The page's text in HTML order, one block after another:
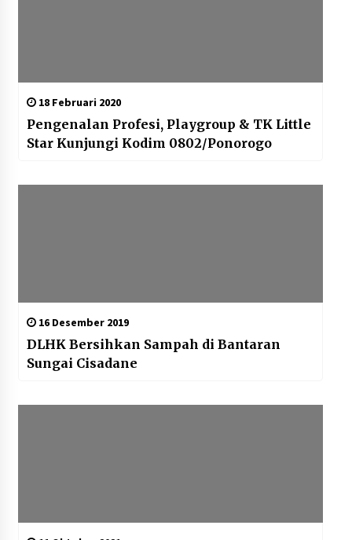
18 Februari 2020
Pengenalan Profesi, Playgroup & TK Little
Star Kunjungi Kodim 0802/Ponorogo
16 Desember 2019
DLHK Bersihkan Sampah di Bantaran
Sungai Cisadane